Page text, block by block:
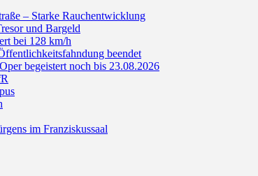
– Starke Rauchentwicklung
und Bargeld
bei 128 km/h
beendet
begeistert noch bis 23.08.2026
im Franziskussaal